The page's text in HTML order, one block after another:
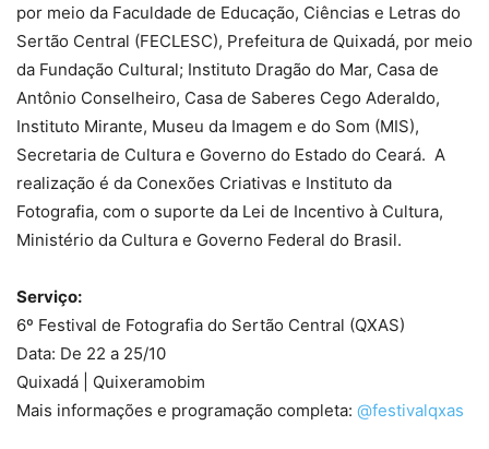
por meio da Faculdade de Educação, Ciências e Letras do
Sertão Central (FECLESC), Prefeitura de Quixadá, por meio
da Fundação Cultural; Instituto Dragão do Mar, Casa de
Antônio Conselheiro, Casa de Saberes Cego Aderaldo,
Instituto Mirante, Museu da Imagem e do Som (MIS),
Secretaria de Cultura e Governo do Estado do Ceará. A
realização é da Conexões Criativas e Instituto da
Fotografia, com o suporte da Lei de Incentivo à Cultura,
Ministério da Cultura e Governo Federal do Brasil.
Serviço:
6º Festival de Fotografia do Sertão Central (QXAS)
Data: De 22 a 25/10
Quixadá | Quixeramobim
Mais informações e programação completa: @festivalqxas